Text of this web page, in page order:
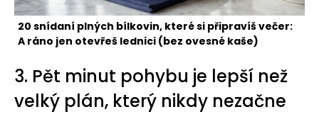
20 snídaní plných bílkovin, které si připravíš večer:
A ráno jen otevřeš lednici (bez ovesné kaše)
3. Pět minut pohybu je lepší než
velký plán, který nikdy nezačne